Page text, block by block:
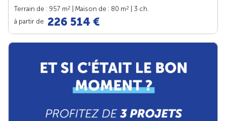
Terrain de : 957 m2 | Maison de : 80 m2
| 3 ch.
à partir de 226 514 €